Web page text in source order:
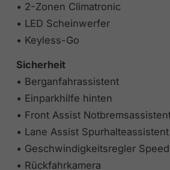
• 2-Zonen Climatronic
• LED Scheinwerfer
• Keyless-Go
Sicherheit
• Berganfahrassistent
• Einparkhilfe hinten
• Front Assist
• Lane Assist Spurhalteassistent
• Geschwindigkeitsregler
• Rückfahrkamera